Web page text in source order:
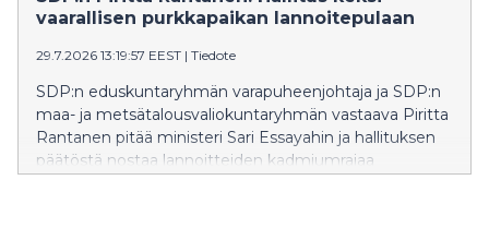
mahdollisuuksia järjestää esimerkiksi
vaarallisen purkkapaikan lannoitepulaan
29.7.2026 13:19:57 EEST | Tiedote
SDP:n eduskuntaryhmän varapuheenjohtaja ja SDP:n
maa- ja metsätalousvaliokuntaryhmän vastaava Piritta
Rantanen pitää ministeri Sari Essayahin ja hallituksen
päätöstä nostaa lannoitteiden kadmiumrajaa